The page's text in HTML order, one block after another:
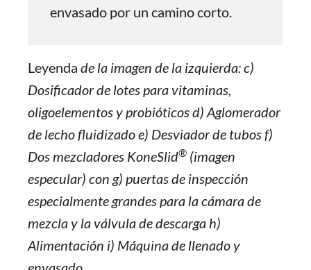
envasado por un camino corto.
Leyenda de la imagen de la izquierda: c)
Dosificador de lotes para vitaminas,
oligoelementos y probióticos d) Aglomerador
de lecho fluidizado e) Desviador de tubos f)
Dos mezcladores KoneSlid® (imagen
especular) con g) puertas de inspección
especialmente grandes para la cámara de
mezcla y la válvula de descarga h)
Alimentación i) Máquina de llenado y